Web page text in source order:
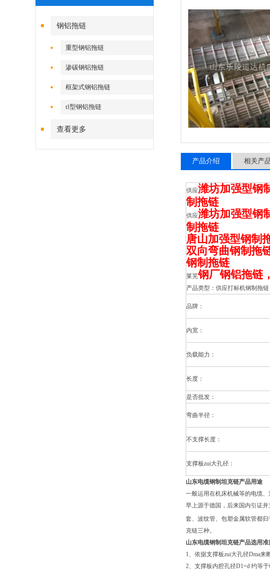
钢铝拖链
重型钢铝拖链
渗碳钢铝拖链
框架式钢铝拖链
tl型钢铝拖链
查看更多
产品介绍 相关产
供应潍坊加强型钢
制拖链
供应潍坊加强型钢
制拖链
唐山加强型钢制
双向弯曲钢制拖
钢制拖链
莱芜钢厂钢铝拖链
产品类型：供应打标机钢制拖
品牌：
内宽：
负载能力：
长度：
是否批发：
弯曲半径：
不支撑长度：
支撑板zui大孔径：
山东电缆钢制坦克链产品用途
一般运用在机床机械等的电缆
早上源于德国，后来国内引证
套、波纹管、包塑金属软管都
克链三种。
山东电缆钢制坦克链产品选用准
1、依据支撑板zui大孔径Dma来
2、支撑板内腔孔径D1=d 约等